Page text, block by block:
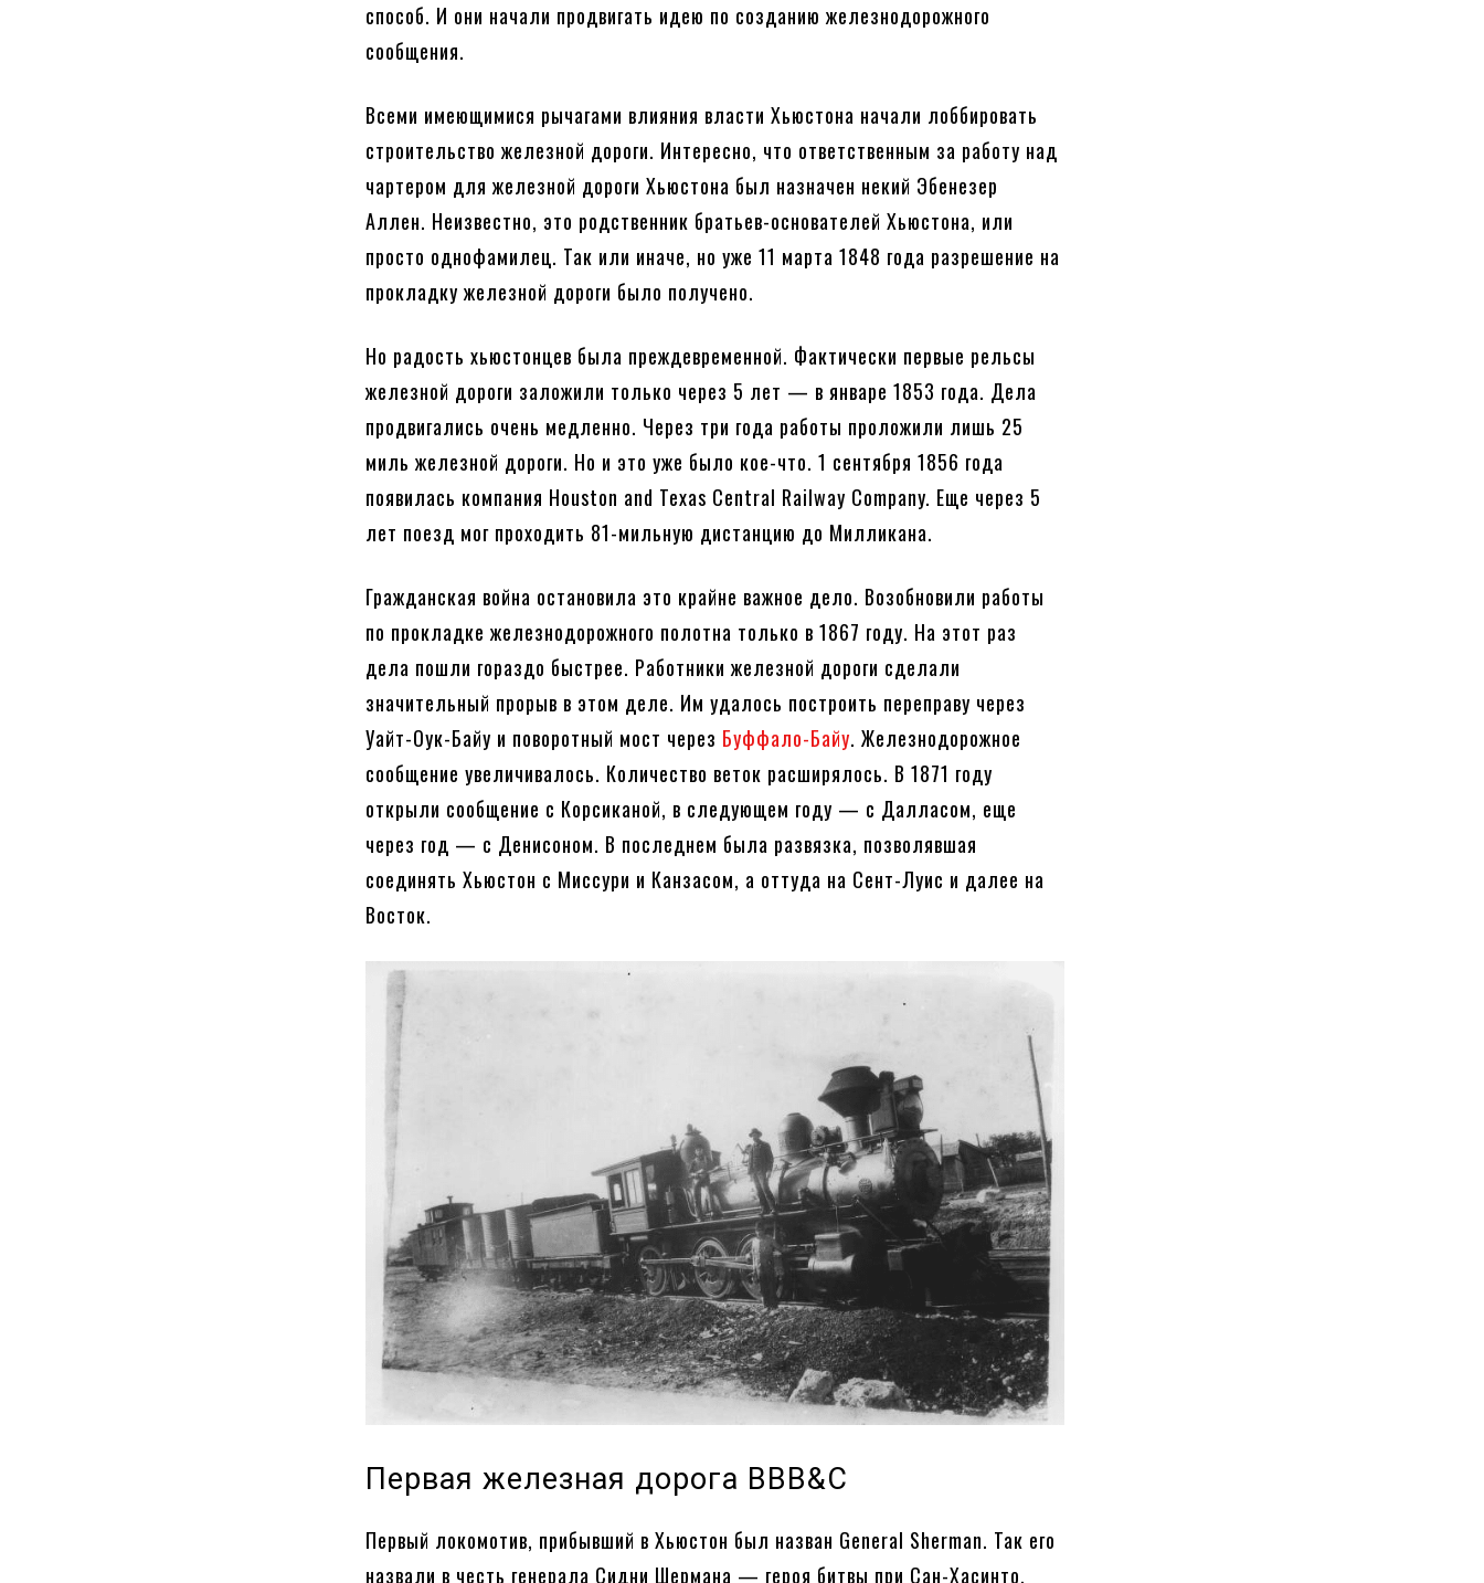
способ. И они начали продвигать идею по созданию железнодорожного
сообщения.
Всеми имеющимися рычагами влияния власти Хьюстона начали лоббировать
строительство железной дороги. Интересно, что ответственным за работу над
чартером для железной дороги Хьюстона был назначен некий Эбенезер
Аллен. Неизвестно, это родственник братьев-основателей Хьюстона, или
просто однофамилец. Так или иначе, но уже 11 марта 1848 года разрешение на
прокладку железной дороги было получено.
Но радость хьюстонцев была преждевременной. Фактически первые рельсы
железной дороги заложили только через 5 лет — в январе 1853 года. Дела
продвигались очень медленно. Через три года работы проложили лишь 25
миль железной дороги. Но и это уже было кое-что. 1 сентября 1856 года
появилась компания Houston and Texas Central Railway Company. Еще через 5
лет поезд мог проходить 81-мильную дистанцию до Милликана.
Гражданская война остановила это крайне важное дело. Возобновили работы
по прокладке железнодорожного полотна только в 1867 году. На этот раз
дела пошли гораздо быстрее. Работники железной дороги сделали
значительный прорыв в этом деле. Им удалось построить переправу через
Уайт-Оук-Байу и поворотный мост через Буффало-Байу. Железнодорожное
сообщение увеличивалось. Количество веток расширялось. В 1871 году
открыли сообщение с Корсиканой, в следующем году — с Далласом, еще
через год — с Денисоном. В последнем была развязка, позволявшая
соединять Хьюстон с Миссури и Канзасом, а оттуда на Сент-Луис и далее на
Восток.
Первая железная дорога BBB&C
Первый локомотив, прибывший в Хьюстон был назван General Sherman. Так его
назвали в честь генерала Сидни Шермана — героя битвы при Сан-Хасинто.